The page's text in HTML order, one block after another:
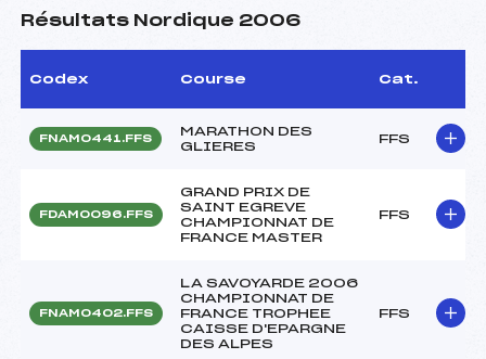
Résultats Nordique 2006
Codex Course Cat.
FNAM0441.FFS
MARATHON DES
GLIERES
FFS
FDAM0096.FFS
GRAND PRIX DE
SAINT EGREVE
CHAMPIONNAT DE
FRANCE MASTER
FFS
FNAM0402.FFS
LA SAVOYARDE 2006
CHAMPIONNAT DE
FRANCE TROPHEE
CAISSE D'EPARGNE
DES ALPES
FFS